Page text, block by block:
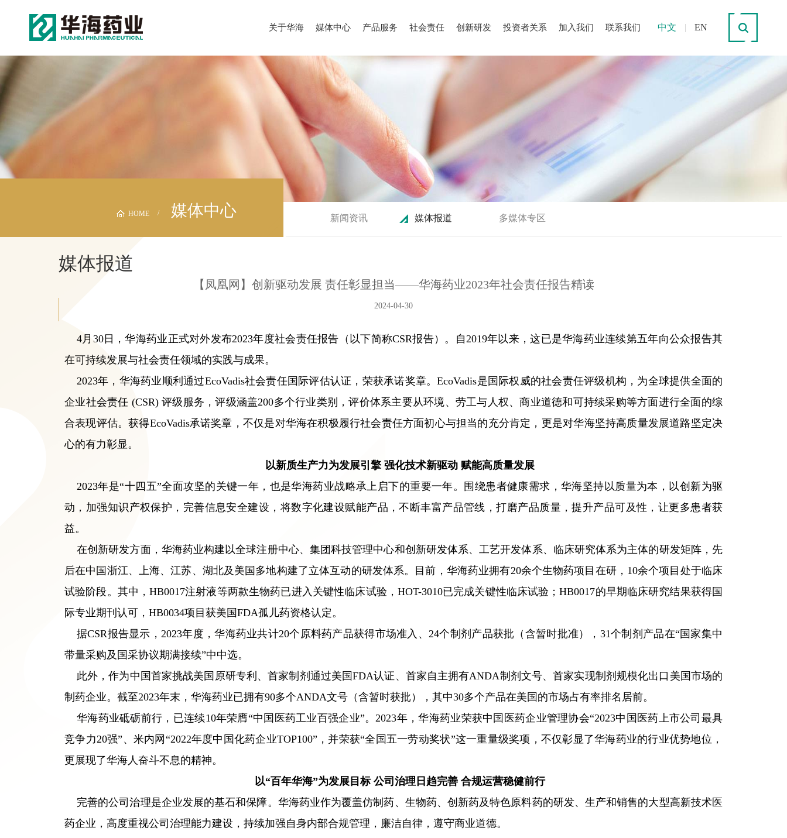
中文 | EN
关于华海 媒体中心 产品服务 社会责任 创新研发 投资者关系 加入我们 联系我们
HOME 媒体中心 新闻资讯 媒体报道 多媒体专区
媒体报道
【凤凰网】创新驱动发展 责任彰显担当——华海药业2023年社会责任报告精读
2024-04-30
4月30日，华海药业正式对外发布2023年度社会责任报告（以下简称CSR报告）。自2019年以来，这已是华海药业连续第五年向公众报告其
在可持续发展与社会责任领域的实践与成果。
2023年，华海药业顺利通过EcoVadis社会责任国际评估认证，荣获承诺奖章。EcoVadis是国际权威的社会责任评级机构，为全球提供全面的
企业社会责任 (CSR) 评级服务，评级涵盖200多个行业类别，评价体系主要从环境、劳工与人权、商业道德和可持续采购等方面进行全面的综
合表现评估。获得EcoVadis承诺奖章，不仅是对华海在积极履行社会责任方面初心与担当的充分肯定，更是对华海坚持高质量发展道路坚定决
心的有力彰显。
以新质生产力为发展引擎 强化技术新驱动 赋能高质量发展
2023年是“十四五”全面攻坚的关键一年，也是华海药业战略承上启下的重要一年。围绕患者健康需求，华海坚持以质量为本，以创新为驱
动，加强知识产权保护，完善信息安全建设，将数字化建设赋能产品，不断丰富产品管线，打磨产品质量，提升产品可及性，让更多患者获
益。
在创新研发方面，华海药业构建以全球注册中心、集团科技管理中心和创新研发体系、工艺开发体系、临床研究体系为主体的研发矩阵，先
后在中国浙江、上海、江苏、湖北及美国多地构建了立体互动的研发体系。目前，华海药业拥有20余个生物药项目在研，10余个项目处于临床
试验阶段。其中，HB0017注射液等两款生物药已进入关键性临床试验，HOT-3010已完成关键性临床试验；HB0017的早期临床研究结果获得国
际专业期刊认可，HB0034项目获美国FDA孤儿药资格认定。
据CSR报告显示，2023年度，华海药业共计20个原料药产品获得市场准入、24个制剂产品获批（含暂时批准），31个制剂产品在“国家集中
带量采购及国采协议期满接续”中中选。
此外，作为中国首家挑战美国原研专利、首家制剂通过美国FDA认证、首家自主拥有ANDA制剂文号、首家实现制剂规模化出口美国市场的
制药企业。截至2023年末，华海药业已拥有90多个ANDA文号（含暂时获批），其中30多个产品在美国的市场占有率排名居前。
华海药业砥砺前行，已连续10年荣膺“中国医药工业百强企业”。2023年，华海药业荣获中国医药企业管理协会“2023中国医药上市公司最具
竞争力20强”、米内网“2022年度中国化药企业TOP100”，并荣获“全国五一劳动奖状”这一重量级奖项，不仅彰显了华海药业的行业优势地位，
更展现了华海人奋斗不息的精神。
以“百年华海”为发展目标 公司治理日趋完善 合规运营稳健前行
完善的公司治理是企业发展的基石和保障。华海药业作为覆盖仿制药、生物药、创新药及特色原料药的研发、生产和销售的大型高新技术医
药企业，高度重视公司治理能力建设，持续加强自身内部合规管理，廉洁自律，遵守商业道德。